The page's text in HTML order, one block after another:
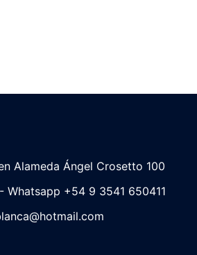
Alameda Ángel Crosetto 100
Whatsapp +54 9 3541 650411